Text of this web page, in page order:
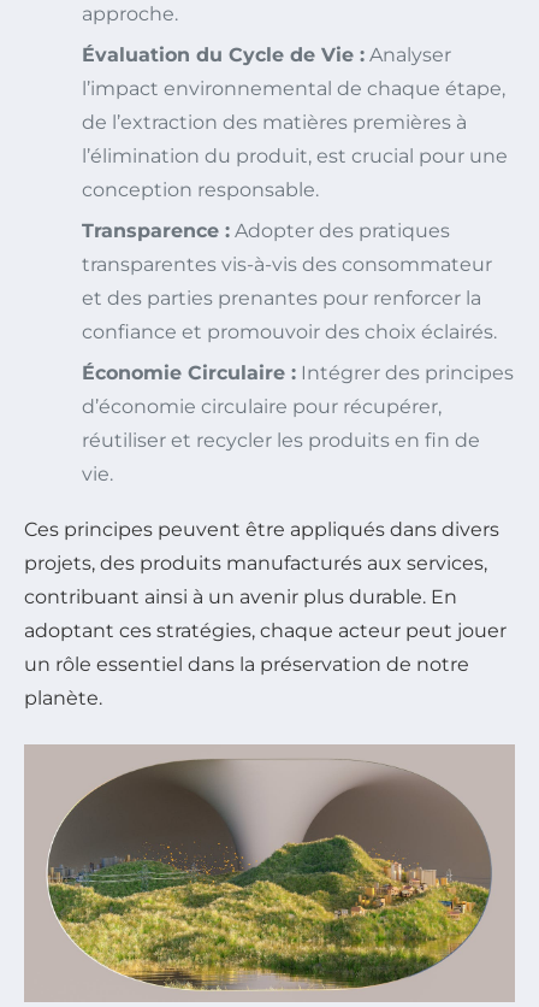
approche.
Évaluation du Cycle de Vie : Analyser
l’impact environnemental de chaque étape,
de l’extraction des matières premières à
l’élimination du produit, est crucial pour une
conception responsable.
Transparence : Adopter des pratiques
transparentes vis-à-vis des consommateur
et des parties prenantes pour renforcer la
confiance et promouvoir des choix éclairés.
Économie Circulaire : Intégrer des principes
d’économie circulaire pour récupérer,
réutiliser et recycler les produits en fin de
vie.
Ces principes peuvent être appliqués dans divers
projets, des produits manufacturés aux services,
contribuant ainsi à un avenir plus durable. En
adoptant ces stratégies, chaque acteur peut jouer
un rôle essentiel dans la préservation de notre
planète.